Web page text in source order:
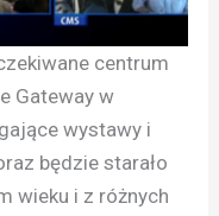
centrum
Gateway w
wystawy i
będzie starało
wieku i z różnych